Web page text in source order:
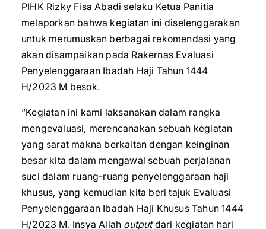
PIHK Rizky Fisa Abadi selaku Ketua Panitia
melaporkan bahwa kegiatan ini diselenggarakan
untuk merumuskan berbagai rekomendasi yang
akan disampaikan pada Rakernas Evaluasi
Penyelenggaraan Ibadah Haji Tahun 1444
H/2023 M besok.
“Kegiatan ini kami laksanakan dalam rangka
mengevaluasi, merencanakan sebuah kegiatan
yang sarat makna berkaitan dengan keinginan
besar kita dalam mengawal sebuah perjalanan
suci dalam ruang-ruang penyelenggaraan haji
khusus, yang kemudian kita beri tajuk Evaluasi
Penyelenggaraan Ibadah Haji Khusus Tahun 1444
H/2023 M. Insya Allah outputdari kegiatan hari